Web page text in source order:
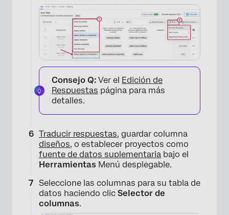
Consejo Q: Ver el Edición de
Respuestas página para más
detalles.
Traducir respuestas, guardar columna
diseños, o establecer proyectos como
fuente de datos suplementaria bajo el
Herramientas Menú desplegable.
Seleccione las columnas para su tabla de
datos haciendo clic Selector de
columnas.